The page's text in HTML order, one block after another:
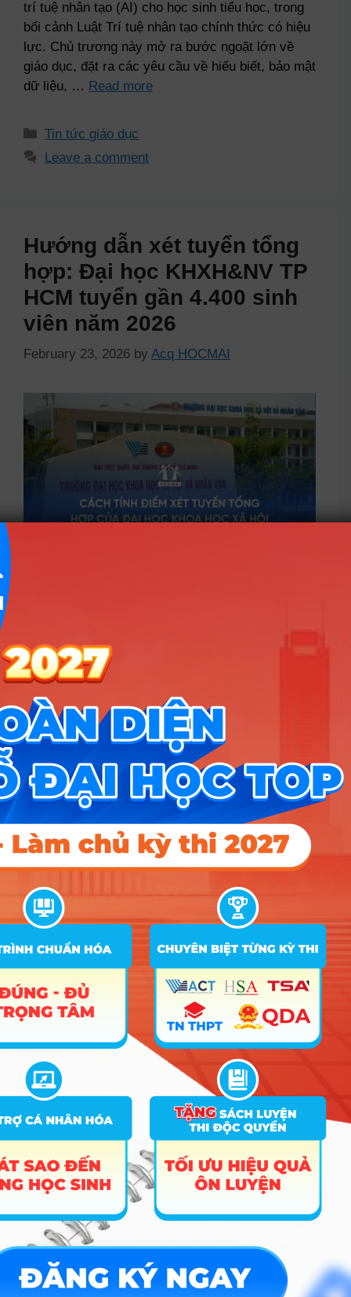
trí tuệ nhân tạo (AI) cho học sinh tiểu học, trong
bối cảnh Luật Trí tuệ nhân tạo chính thức có hiệu
lực. Chủ trương này mở ra bước ngoặt lớn về
giáo dục, đặt ra các yêu cầu về hiểu biết, bảo mật
dữ liệu, … Read more
Tin tức giáo dục
Leave a comment
Hướng dẫn xét tuyển tổng
hợp: Đại học KHXH&NV TP
HCM tuyển gần 4.400 sinh
viên năm 2026
February 23, 2026 by Acq HOCMAI
Trường Đại học Khoa học Xã hội và Nhân văn
(ĐHQG TP.HCM) vừa công bố dự kiến phương
án tuyển sinh năm 2026. Với gần 4.400 chỉ tiêu
và công thức tính điểm “ưu tiên người học”, thí
sinh có thể chủ động chọn phương án xét tuyển
có lợi nhất cho mình. 1. Hai … Read more
Tuyển sinh Đại học
ĐH Xây dựng Hà Nội giảm
điều kiện IELTS khi tuyển
sinh 2026, công bố chi tiết
xét tuyển và học phí
February 23, 2026 Acq HOCMAI